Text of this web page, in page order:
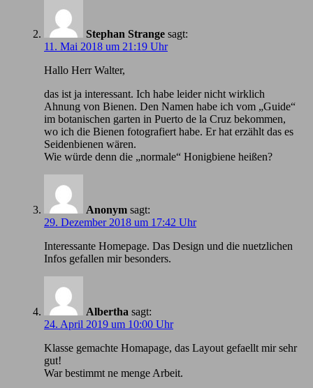
Stephan Strange sagt:
11. Mai 2018 um 21:19 Uhr
Hallo Herr Walter,
das ist ja interessant. Ich habe leider nicht wirklich
Ahnung von Bienen. Den Namen habe ich vom „Guide“
im botanischen garten in Puerto de la Cruz bekommen,
wo ich die Bienen fotografiert habe. Er hat erzählt das es
Seidenbienen wären.
Wie würde denn die „normale“ Honigbiene heißen?
Anonym sagt:
29. Dezember 2018 um 17:42 Uhr
Іnteressante Homepage. Das Design und die nuetzlichen
Infos gefallen mir besonders.
Albertha sagt:
24. April 2019 um 10:00 Uhr
Klasse gemachte Homapage, das Layout gefaellt mir sehr
gut!
War bestimmt ne menge Arbeit.